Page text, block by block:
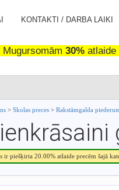
KONTAKTI / DARBA LAIKI
Mugursomām 30%atlaide
> Skolas preces > Rakstāmgalda
ir piešķirta 20.00% atlaide precēm šajā